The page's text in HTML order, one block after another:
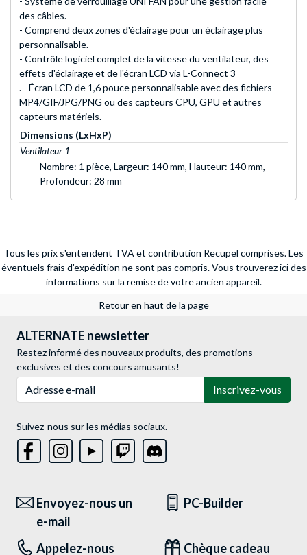
des câbles.
- Comprend deux zones d'éclairage pour un éclairage plus
personnalisable.
- Contrôle logiciel complet de la vitesse du ventilateur, des
effets d'éclairage et de l'écran LCD via L-Connect 3
. - Écran LCD de 1,6 pouce personnalisable avec des fichiers
MP4/GIF/JPG/PNG ou des capteurs CPU, GPU et autres
capteurs matériels.
Dimensions (LxHxP)
Ventilateur 1
Nombre: 1 pièce, Largeur: 140 mm, Hauteur: 140 mm,
Profondeur: 28 mm
Tous les prix s'entendent TVA et contribution Recupel comprises. Les
éventuels frais d'expédition ne sont pas compris. Vous trouverez ici des
informations sur la remise de votre ancien appareil.
Retour en haut de la page
ALTERNATE newsletter
Restez informé des nouveaux produits, des promotions
exclusives et des concours amusants!
Inscrivez-vous
Suivez-nous sur les médias sociaux.
Envoyez-nous un
e-mail
PC-Builder
Appelez-nous Chèque cadeau